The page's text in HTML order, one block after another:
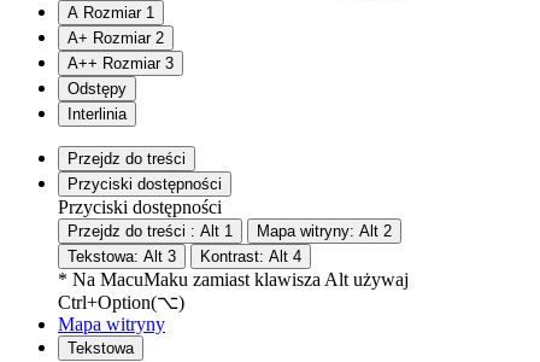
A Rozmiar 1
A+ Rozmiar 2
A++ Rozmiar 3
Odstępy
Interlinia
Przejdz do treści
Przyciski dostępności
Przyciski dostępności
Przejdz do treści : Alt 1 Mapa witryny: Alt 2
Tekstowa: Alt 3 Kontrast: Alt 4
* Na MacuMaku zamiast klawisza Alt używaj
Ctrl+Option(⌥)
Mapa witryny
Tekstowa